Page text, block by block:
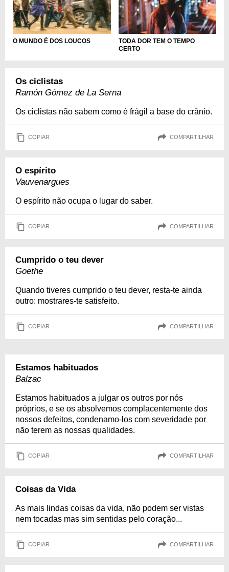
O MUNDO É DOS LOUCOS
TODA DOR TEM O TEMPO
CERTO
Os ciclistas
Ramón Gómez de La Serna
Os ciclistas não sabem como é frágil a base do crânio.
COPIAR COMPARTILHAR
O espírito
Vauvenargues
O espírito não ocupa o lugar do saber.
COPIAR COMPARTILHAR
Cumprido o teu dever
Goethe
Quando tiveres cumprido o teu dever, resta-te ainda
outro: mostrares-te satisfeito.
COPIAR COMPARTILHAR
Estamos habituados
Balzac
Estamos habituados a julgar os outros por nós
próprios, e se os absolvemos complacentemente dos
nossos defeitos, condenamo-los com severidade por
não terem as nossas qualidades.
COPIAR COMPARTILHAR
Coisas da Vida
As mais lindas coisas da vida, não podem ser vistas
nem tocadas mas sim sentidas pelo coração...
COPIAR COMPARTILHAR